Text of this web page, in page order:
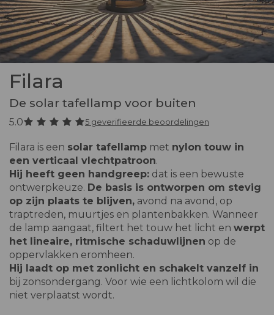
Filara
De solar tafellamp voor buiten
5.0 5 geverifieerde beoordelingen
Filara is een solar tafellamp met nylon touw in
een verticaal vlechtpatroon.
Hij heeft geen handgreep: dat is een bewuste
ontwerpkeuze. De basis is ontworpen om stevig
op zijn plaats te blijven, avond na avond, op
traptreden, muurtjes en plantenbakken. Wanneer
de lamp aangaat, filtert het touw het licht en werpt
het lineaire, ritmische schaduwlijnen op de
oppervlakken eromheen.
Hij laadt op met zonlicht en schakelt vanzelf in
bij zonsondergang. Voor wie een lichtkolom wil die
niet verplaatst wordt.